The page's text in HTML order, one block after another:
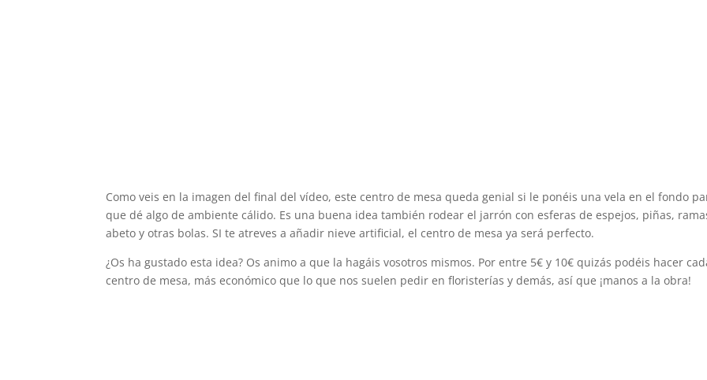
Como veis en la imagen del final del vídeo, este centro de mesa queda genial si le ponéis una vela en el fondo
que dé algo de ambiente cálido. Es una buena idea también rodear el jarrón con esferas de espejos, piñas,
abeto y otras bolas. SI te atreves a añadir nieve artificial, el centro de mesa ya será perfecto.
¿Os ha gustado esta idea? Os animo a que la hagáis vosotros mismos. Por entre 5€ y 10€ quizás podéis hacer
centro de mesa, más económico que lo que nos suelen pedir en floristerías y demás, así que ¡manos a la obra!